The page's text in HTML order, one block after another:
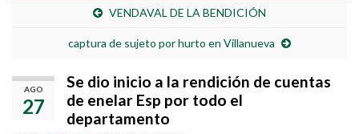
VENDAVAL DE LA BENDICIÓN
captura de sujeto por hurto en Villanueva
AGO
27
Se dio inicio a la rendición de cuentas
de enelar Esp por todo el
departamento